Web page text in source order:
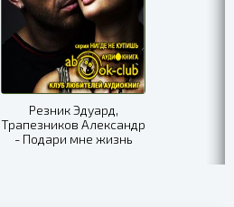
Резник Эдуард,
Трапезников Александр
- Подари мне жизнь